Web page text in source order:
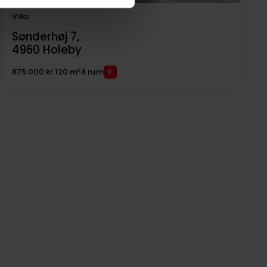
Villa
Sønderhøj 7,
4960 Holeby
875.000 kr.120 m²4 rum